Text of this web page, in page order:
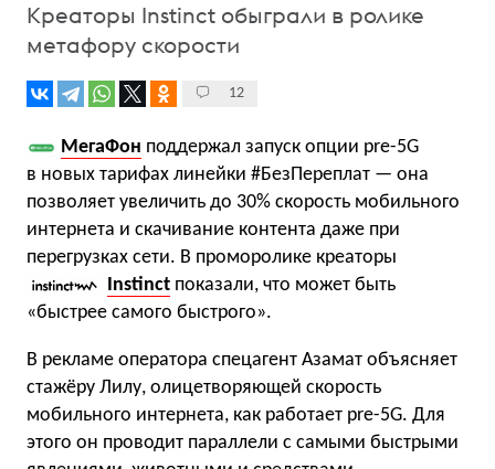
Креаторы Instinct обыграли в ролике
метафору скорости
12
МегаФон поддержал запуск опции pre-5G
в новых тарифах линейки #БезПереплат — она
позволяет увеличить до 30% скорость мобильного
интернета и скачивание контента даже при
перегрузках сети. В проморолике креаторы
Instinct показали, что может быть
«быстрее самого быстрого».
В рекламе оператора спецагент Азамат объясняет
стажёру Лилу, олицетворяющей скорость
мобильного интернета, как работает pre-5G. Для
этого он проводит параллели с самыми быстрыми